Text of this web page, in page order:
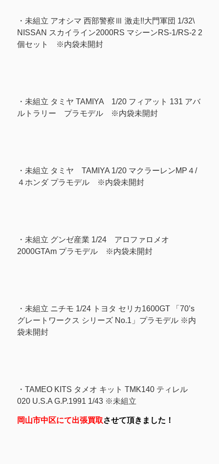
・未組立 アオシマ 西部警察Ⅲ 激走!!大門軍団 1/32\
NISSAN スカイライン2000RS マシーンRS-1/RS-2 2
個セット ※内袋未開封
・未組立 タミヤ TAMIYA 1/20 フィアット 131 アバ
ルトラリー プラモデル ※内袋未開封
・未組立 タミヤ TAMIYA 1/20 マクラーレンMP４/
４ホンダ プラモデル ※内袋未開封
・未組立 グンゼ産業 1/24 アロファロメオ
2000GTAm プラモデル ※内袋未開封
・未組立 ニチモ 1/24 トヨタ セリカ1600GT 「70’s
グレートワークス シリーズ No.1」プラモデル ※内
袋未開封
・TAMEO KITS タメオ キット TMK140 ティレル
020 U.S.A G.P.1991 1/43 ※未組立
岡山市中区にて出張買取させて頂きました！